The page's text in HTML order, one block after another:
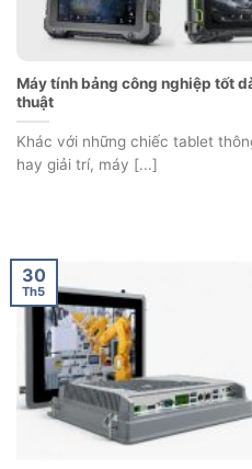
Máy tính bảng công nghiệp tốt
thuật
Khác với những chiếc tablet
hay giải trí, máy [...]
30
Th5